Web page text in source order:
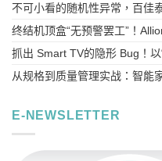
不可小看的随机性异常，百佳
终结机顶盒“无预警罢工”！
抓出 Smart TV的隐形 Bug！
从规格到质量管理实战：智能
E-NEWSLETTER